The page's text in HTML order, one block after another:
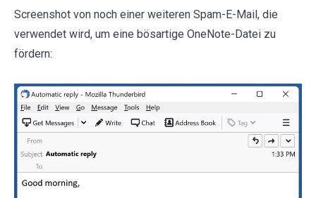
Screenshot von noch einer weiteren Spam-E-Mail, die
verwendet wird, um eine bösartige OneNote-Datei zu
fördern: